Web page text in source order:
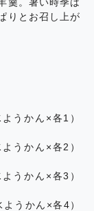
りとお召し上が
うかん×各1）
うかん×各2）
うかん×各3）
うかん×各4）